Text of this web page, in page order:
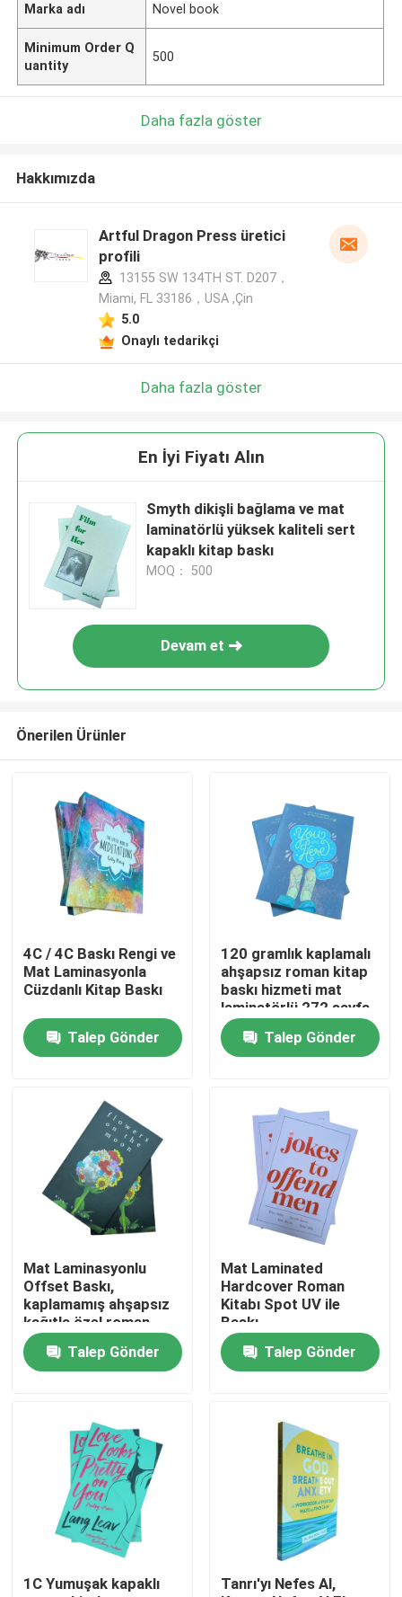
Ürünler
videolar
Kaynak
Bize Ulaşın
Bir teklif isteği
Sehpa Kitap Basımı
Tarot Kartı Baskı
Marka adı Novel book
Minimum Order Q
uantity
500
Daha fazla göster
Hakkımızda
Artful Dragon Press üretici
profili
13155 SW 134TH ST. D207，
Miami, FL 33186，USA ,Çin
5.0
Onaylı tedarikçi
Daha fazla göster
En İyi Fiyatı Alın
Smyth dikişli bağlama ve mat
laminatörlü yüksek kaliteli sert
kapaklı kitap baskı
MOQ： 500
Devam et
Önerilen Ürünler
4C / 4C Baskı Rengi ve
Mat Laminasyonla
Cüzdanlı Kitap Baskı
Talep Gönder
120 gramlık kaplamalı
ahşapsız roman kitap
baskı hizmeti mat
laminatörlü 272 sayfa
Talep Gönder
Mat Laminasyonlu
Offset Baskı,
kaplamamış ahşapsız
kağıtla özel roman
kitapları
Talep Gönder
Mat Laminated
Hardcover Roman
Kitabı Spot UV ile
Baskı
Talep Gönder
1C Yumuşak kapaklı
Tanrı'yı Nefes Al,